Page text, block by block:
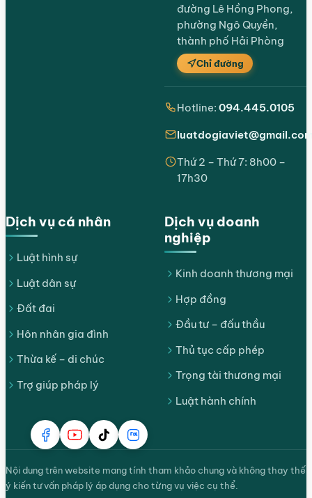
Dịch vụ cá nhân
Luật hình sự
Luật dân sự
Đất đai
Hôn nhân gia đình
Thừa kế – di chúc
Trợ giúp pháp lý
Dịch vụ doanh
nghiệp
Kinh doanh thương mại
Hợp đồng
Đầu tư – đấu thầu
Thủ tục cấp phép
Trọng tài thương mại
Luật hành chính
đường Lê Hồng Phong,
phường Ngô Quyền,
thành phố Hải Phòng
Chỉ đường
Hotline: 094.445.0105
Thứ 2 – Thứ 7: 8h00 –
17h30
Nội dung trên website mang tính tham khảo chung và không thay thế
ý kiến tư vấn pháp lý áp dụng cho từng vụ việc cụ thể.